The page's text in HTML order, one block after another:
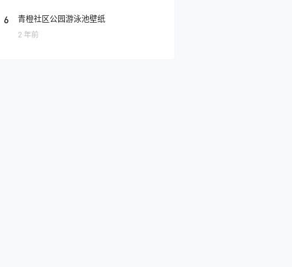
6 青橙社区公园游泳池壁纸
2 年前